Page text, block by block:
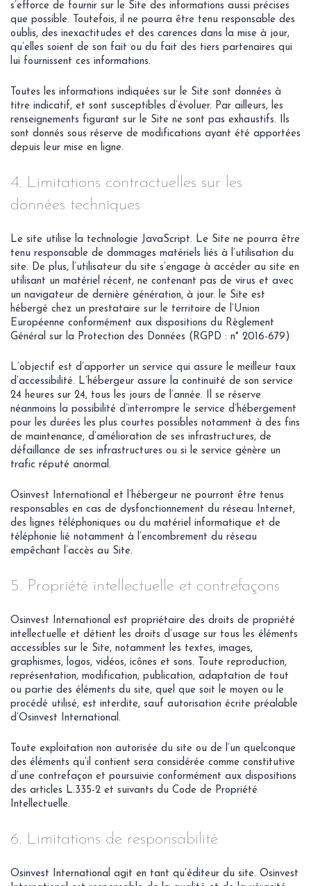
s’efforce de fournir sur le Site des informations aussi précises
que possible. Toutefois, il ne pourra être tenu responsable des
oublis, des inexactitudes et des carences dans la mise à jour,
qu’elles soient de son fait ou du fait des tiers partenaires qui
lui fournissent ces informations.
Toutes les informations indiquées sur le Site sont données à
titre indicatif, et sont susceptibles d’évoluer. Par ailleurs, les
renseignements figurant sur le Site ne sont pas exhaustifs. Ils
sont donnés sous réserve de modifications ayant été apportées
depuis leur mise en ligne.
4. Limitations contractuelles sur les
données techniques
Le site utilise la technologie JavaScript. Le Site ne pourra être
tenu responsable de dommages matériels liés à l’utilisation du
site. De plus, l’utilisateur du site s’engage à accéder au site en
utilisant un matériel récent, ne contenant pas de virus et avec
un navigateur de dernière génération, à jour. le Site est
hébergé chez un prestataire sur le territoire de l’Union
Européenne conformément aux dispositions du Règlement
Général sur la Protection des Données (RGPD : n° 2016-679)
L’objectif est d’apporter un service qui assure le meilleur taux
d’accessibilité. L’hébergeur assure la continuité de son service
24 heures sur 24, tous les jours de l’année. Il se réserve
néanmoins la possibilité d’interrompre le service d’hébergement
pour les durées les plus courtes possibles notamment à des fins
de maintenance, d’amélioration de ses infrastructures, de
défaillance de ses infrastructures ou si le service génère un
trafic réputé anormal.
Osinvest International et l’hébergeur ne pourront être tenus
responsables en cas de dysfonctionnement du réseau Internet,
des lignes téléphoniques ou du matériel informatique et de
téléphonie lié notamment à l’encombrement du réseau
empêchant l’accès au Site.
5. Propriété intellectuelle et contrefaçons
Osinvest International est propriétaire des droits de propriété
intellectuelle et détient les droits d’usage sur tous les éléments
accessibles sur le Site, notamment les textes, images,
graphismes, logos, vidéos, icônes et sons. Toute reproduction,
représentation, modification, publication, adaptation de tout
ou partie des éléments du site, quel que soit le moyen ou le
procédé utilisé, est interdite, sauf autorisation écrite préalable
d’Osinvest International.
Toute exploitation non autorisée du site ou de l’un quelconque
des éléments qu’il contient sera considérée comme constitutive
d’une contrefaçon et poursuivie conformément aux dispositions
des articles L.335-2 et suivants du Code de Propriété
Intellectuelle.
6. Limitations de responsabilité
Osinvest International agit en tant qu’éditeur du site. Osinvest